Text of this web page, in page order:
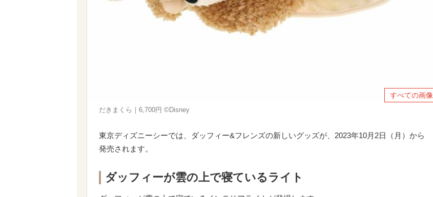
すべての画像
だきまくら｜6,700円 ©Disney
東京ディズニーシーでは、ダッフィー&フレンズの新しいグッズが、2023年10月2日（月）から
発売されます。
ダッフィーが雲の上で寝ているライト